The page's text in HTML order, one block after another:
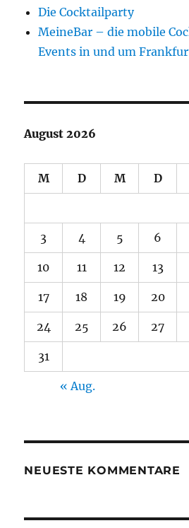
Die Cocktailparty
MeineBar – die mobile
Events in und um
August 2026
M D M D
3 4 5 6
10 11 12 13
17 18 19 20
24 25 26 27
31
« Aug.
NEUESTE KOMMENTARE